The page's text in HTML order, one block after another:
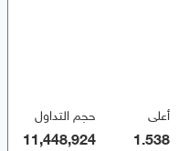
أعلى
1.538
حجم التداول
11,448,924